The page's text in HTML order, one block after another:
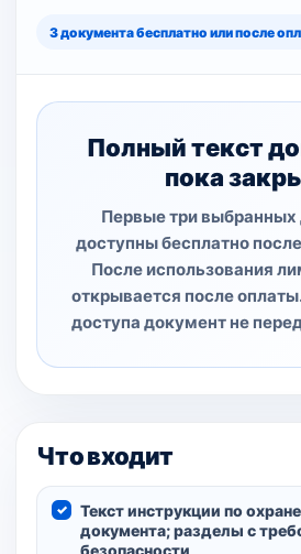
3 документа бесплатно или после
Полный текст
пока
Первые три выбранных
доступны бесплатно
После использования
открывается после
доступа документ не
Что входит
Текст инструкции по
документа; разделы с
безопасности